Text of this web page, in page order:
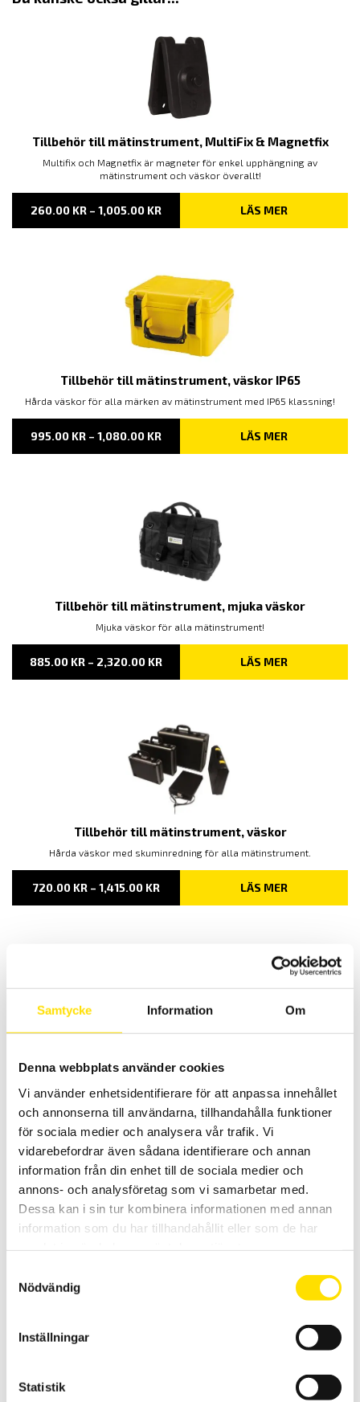
Samtycke Information Om
Denna webbplats använder cookies
Vi använder enhetsidentifierare för att anpassa innehållet
och annonserna till användarna, tillhandahålla funktioner
för sociala medier och analysera vår trafik. Vi
vidarebefordrar även sådana identifierare och annan
information från din enhet till de sociala medier och
annons- och analysföretag som vi samarbetar med.
Dessa kan i sin tur kombinera informationen med annan
information som du har tillhandahållit eller som de har
Nödvändig
Inställningar
Statistik
Tillbehör till mätinstrument, MultiFix & Magnetfix
Multifix och Magnetfix är magneter för enkel upphängning av
mätinstrument och väskor överallt!
260.00 KR – 1,005.00 KRPRISINTERVALL:
TILL
LÄS MER
Tillbehör till mätinstrument, väskor IP65
Hårda väskor för alla märken av mätinstrument med IP65 klassning!
995.00 KR – 1,080.00 KRPRISINTERVALL:
TILL
LÄS MER
Tillbehör till mätinstrument, mjuka väskor
Mjuka väskor för alla mätinstrument!
885.00 KR – 2,320.00 KRPRISINTERVALL:
TILL
LÄS MER
Tillbehör till mätinstrument, väskor
Hårda väskor med skuminredning för alla mätinstrument.
720.00 KR – 1,415.00 KRPRISINTERVALL:
TILL
LÄS MER
CA6511 & CA6513, 500 / 1000 V
Analoga isolationsprovare med kompakta mått för fältbruk.
6,960.00 KR – 8,190.00 KRPRISINTERVALL:
6,960.00 KR
TILL
8,190.00 KR
LÄS MER
dubbelisolerade silikonkablar för krävande fältbruk. Svenska
menyer och helsvensk manual samt svensk rapporteringsmjukvara.